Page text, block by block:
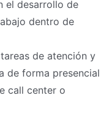
el desarrollo de
dentro de
de atención y
de forma presencial
call center o